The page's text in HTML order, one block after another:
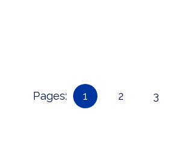
Pages: 1 2 3